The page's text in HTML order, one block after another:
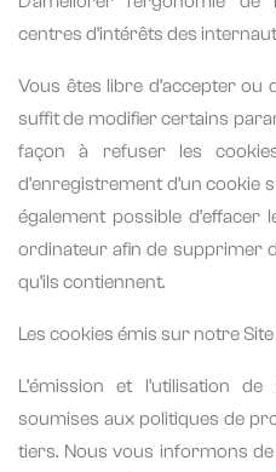
centres d’intérêts des
Vous êtes libre d’accepter ou
suffit de modifier certains
façon à refuser les
d’enregistrement d’un cookie
également possible
ordinateur afin de supprimer
qu’ils contiennent.
Les cookies émis sur notre
L’émission et l’utilisation
soumises aux politiques de
tiers. Nous vous informons